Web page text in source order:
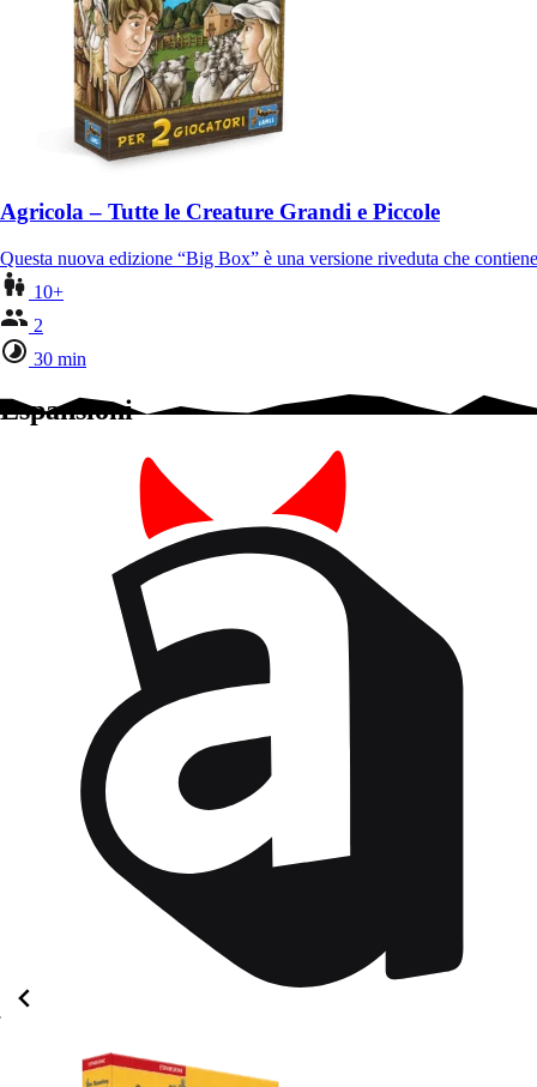
Agricola – Tutte le Creature Grandi e Piccole
Questa nuova edizione “Big Box” è una versione riveduta che
10+
2
30 min
Espansioni